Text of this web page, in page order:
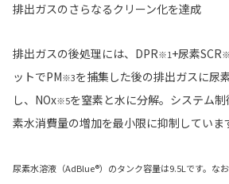
排出ガスのさらなるクリーン化を達成
排出ガスの後処理には、DPR※1+尿素SCR
ットでPM※3を捕集した後の排出ガスに尿
し、NOx※5を窒素と水に分解。システム
素水消費量の増加を最小限に抑制していま
尿素水溶液（AdBlue®）のタンク容量は9.5Lです。な